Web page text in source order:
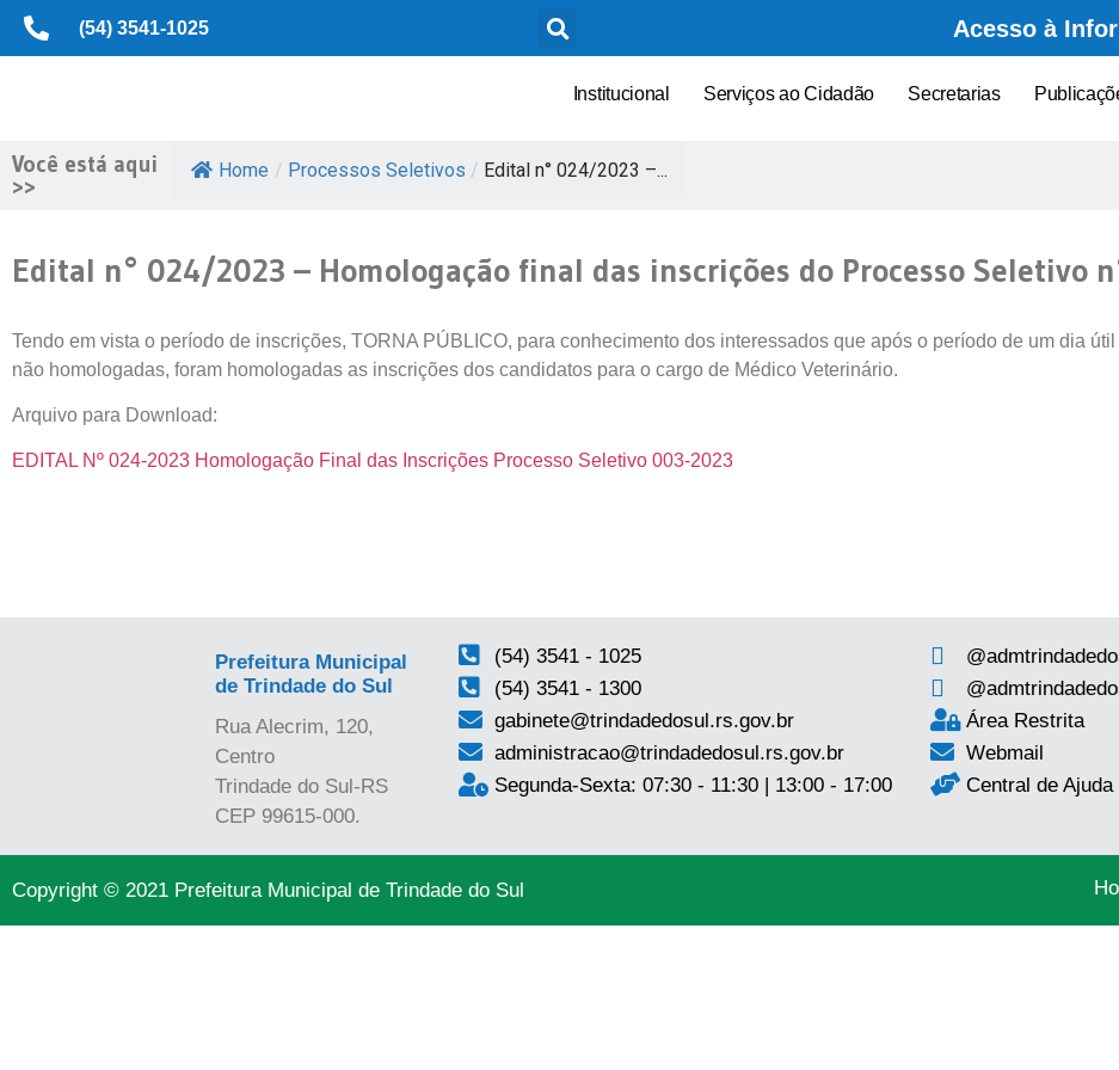
(54) 3541-1025 Acesso à
Institucional Serviços ao Cidadão Secretarias
Você está aqui
>>
Home / Processos Seletivos / Edital n° 024/2023 –...
Edital n° 024/2023 – Homologação final das inscrições do Processo Seletivo
Tendo em vista o período de inscrições, TORNA PÚBLICO, para conhecimento dos interessados que após o período de um dia
não homologadas, foram homologadas as inscrições dos candidatos para o cargo de Médico Veterinário.
Arquivo para Download:
EDITAL Nº 024-2023 Homologação Final das Inscrições Processo Seletivo 003-2023
Prefeitura Municipal
de Trindade do Sul
Rua Alecrim, 120,
Centro
Trindade do Sul-RS
CEP 99615-000.
(54) 3541 - 1025
(54) 3541 - 1300
gabinete@trindadedosul.rs.gov.br
administracao@trindadedosul.rs.gov.br
Segunda-Sexta: 07:30 - 11:30 | 13:00 - 17:00
Área Restrita
Webmail
Central de Ajuda
Copyright © 2021 Prefeitura Municipal de Trindade do Sul